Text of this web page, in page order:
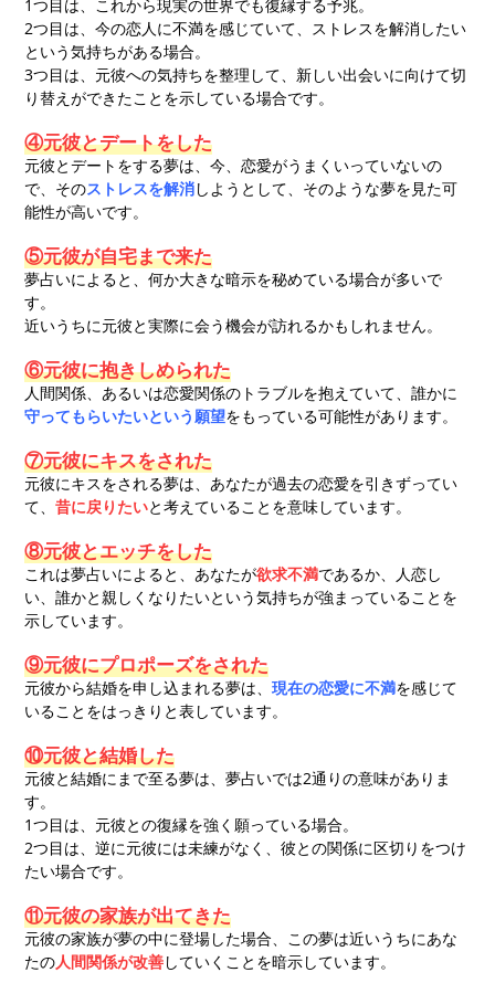
1つ目は、これから現実の世界でも復縁する予兆。
2つ目は、今の恋人に不満を感じていて、ストレスを解消したい
という気持ちがある場合。
3つ目は、元彼への気持ちを整理して、新しい出会いに向けて切
り替えができたことを示している場合です。
④元彼とデートをした
元彼とデートをする夢は、今、恋愛がうまくいっていないの
で、そのストレスを解消しようとして、そのような夢を見た可
能性が高いです。
⑤元彼が自宅まで来た
夢占いによると、何か大きな暗示を秘めている場合が多いで
す。
近いうちに元彼と実際に会う機会が訪れるかもしれません。
⑥元彼に抱きしめられた
人間関係、あるいは恋愛関係のトラブルを抱えていて、誰かに
守ってもらいたいという願望をもっている可能性があります。
⑦元彼にキスをされた
元彼にキスをされる夢は、あなたが過去の恋愛を引きずってい
て、昔に戻りたいと考えていることを意味しています。
⑧元彼とエッチをした
これは夢占いによると、あなたが欲求不満であるか、人恋し
い、誰かと親しくなりたいという気持ちが強まっていることを
示しています。
⑨元彼にプロポーズをされた
元彼から結婚を申し込まれる夢は、現在の恋愛に不満を感じて
いることをはっきりと表しています。
⑩元彼と結婚した
元彼と結婚にまで至る夢は、夢占いでは2通りの意味がありま
す。
1つ目は、元彼との復縁を強く願っている場合。
2つ目は、逆に元彼には未練がなく、彼との関係に区切りをつけ
たい場合です。
⑪元彼の家族が出てきた
元彼の家族が夢の中に登場した場合、この夢は近いうちにあな
たの人間関係が改善していくことを暗示しています。